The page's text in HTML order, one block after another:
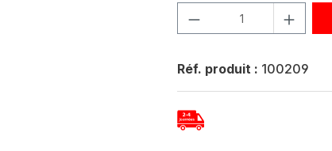
Quantité de produit :
Réf. produit : 100209